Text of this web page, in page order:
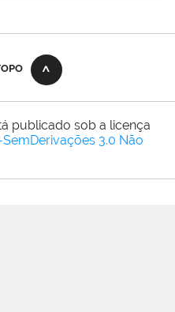
publicado sob a licença
3.0 Não